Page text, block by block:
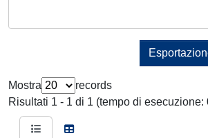
Mostra
records
Risultati 1 - 1 di 1 (tempo di esecuzione: